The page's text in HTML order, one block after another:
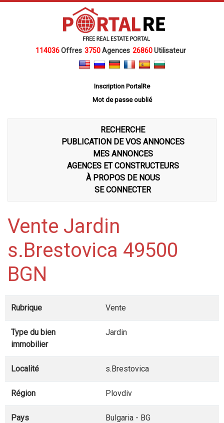
114036Offres 3750Agences 26860Utilisateur
Inscription PortalRe
Mot de passe oublié
RECHERCHE
PUBLICATION DE VOS ANNONCES
MES ANNONCES
AGENCES ET CONSTRUCTEURS
À PROPOS DE NOUS
SE CONNECTER
Vente Jardin
s.Brestovica 49500
BGN
Rubrique Vente
Type du bien
immobilier
Jardin
Localité s.Brestovica
Région Plovdiv
Pays Bulgaria - BG